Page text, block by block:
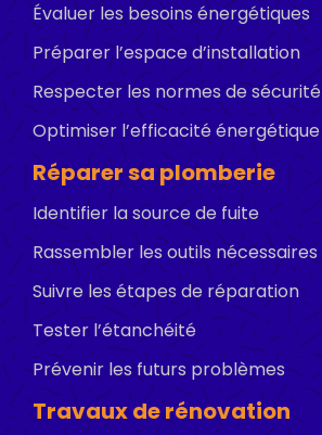
Évaluer les besoins énergétiques
Préparer l’espace d’installation
Respecter les normes de sécurité
Optimiser l’efficacité énergétique
Réparer sa plomberie
Identifier la source de fuite
Rassembler les outils nécessaires
Suivre les étapes de réparation
Tester l’étanchéité
Prévenir les futurs problèmes
Travaux de rénovation